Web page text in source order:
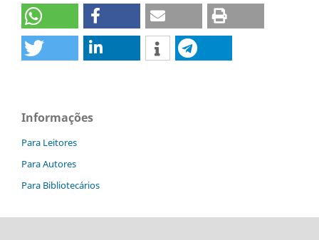
Informações
Para Leitores
Para Autores
Para Bibliotecários